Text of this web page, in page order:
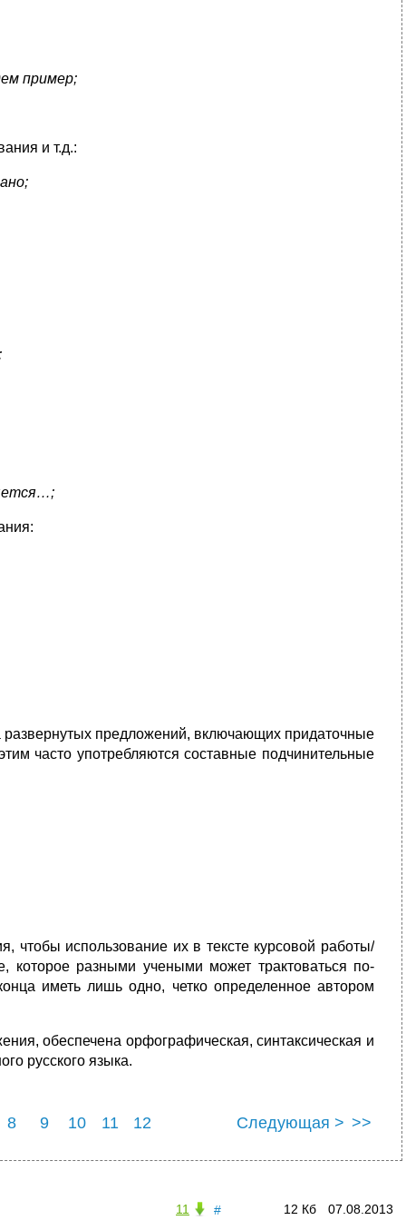
пример;
и т.д.:
развернутых предложений, включающих придаточные
часто употребляются составные подчинительные
чтобы использование их в тексте курсовой работы/
которое разными учеными может трактоваться по-
иметь лишь одно, четко определенное автором
обеспечена орфографическая, синтаксическая и
русского языка.
8 9 10 11 12 Следующая > >>
# 07.08.2013
12 Кб
11